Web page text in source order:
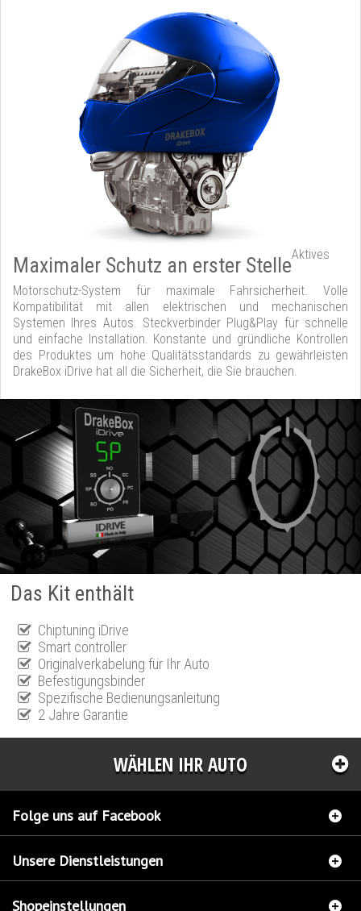
Maximaler Schutz an erster StelleAktives
Motorschutz-System für maximale Fahrsicherheit. Volle
Kompatibilität mit allen elektrischen und mechanischen
Systemen Ihres Autos. Steckverbinder Plug&Play für schnelle
und einfache Installation. Konstante und gründliche Kontrollen
des Produktes um hohe Qualitätsstandards zu gewährleisten
DrakeBox iDrive hat all die Sicherheit, die Sie brauchen.
Das Kit enthält
Chiptuning iDrive
Smart controller
Originalverkabelung für Ihr Auto
Befestigungsbinder
Spezifische Bedienungsanleitung
2 Jahre Garantie
WÄHLEN IHR AUTO
Folge uns auf Facebook
Unsere Dienstleistungen
Shopeinstellungen